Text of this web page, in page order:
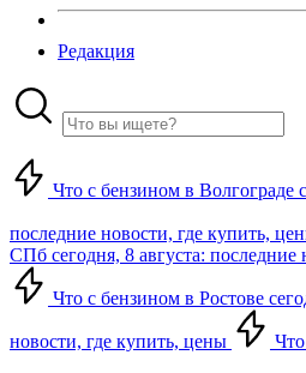
Редакция
Что с бензином в Волгограде
последние новости, где купить,
СПб сегодня, 8 августа: последние
Что с бензином в Ростове
новости, где купить, цены